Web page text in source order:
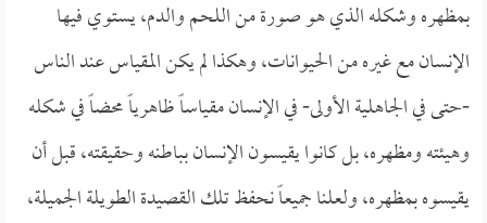
بمظهره وشكله الذي هو صورة من اللحم والدم، يستوي فيها
الإنسان مع غيره من الحيوانات، وهكذا لم يكن المقياس عند الناس
-حتى في الجاهلية الأولى- في الإنسان مقياساً ظاهرياً محضاً في شكله
وهيئته ومظهره، بل كانوا يقيسون الإنسان بباطنه وحقيقته، قبل أن
يقيسوه بمظهره، ولعلنا جميعاً نحفظ تلك القصيدة الطويلة الجميلة،